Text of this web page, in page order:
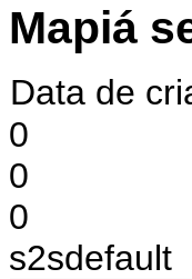
Mapiá
Data de
0
0
0
s2sdefault